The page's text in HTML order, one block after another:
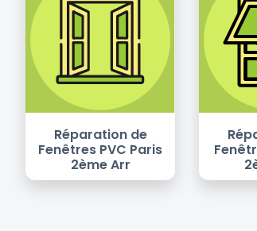
Réparation de
Fenêtres PVC Paris
2ème Arr